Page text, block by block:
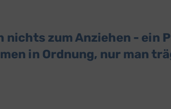
zum Anziehen - ein
in Ordnung, nur man